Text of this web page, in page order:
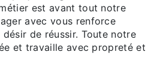
est avant tout notre
avec vous renforce
de réussir. Toute notre
et travaille avec propreté et